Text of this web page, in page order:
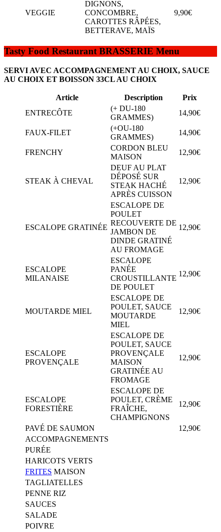
VEGGIE
DIGNONS,
CONCOMBRE,
CAROTTES RÂPÉES,
BETTERAVE, MAÏS
9,90€
Tasty Food Restaurant BRASSERIE Menu
SERVI AVEC ACCOMPAGNEMENT AU CHOIX, SAUCE
AU CHOIX ET BOISSON 33CL AU CHOIX
Article Description
Prix
ENTRECÔTE
(+ DU-180
GRAMMES)
14,90€
FAUX-FILET
(+OU-180
GRAMMES)
14,90€
FRENCHY
CORDON BLEU
MAISON
12,90€
STEAK À CHEVAL
DEUF AU PLAT
DÉPOSÉ SUR
STEAK HACHÉ
APRÈS CUISSON
12,90€
ESCALOPE GRATINÉE
ESCALOPE DE
POULET
RECOUVERTE DE
JAMBON DE
DINDE GRATINÉ
AU FROMAGE
12,90€
ESCALOPE
MILANAISE
ESCALOPE
PANÉE
CROUSTILLANTE
DE POULET
12,90€
MOUTARDE MIEL
ESCALOPE DE
POULET, SAUCE
MOUTARDE
MIEL
12,90€
ESCALOPE
PROVENÇALE
ESCALOPE DE
POULET, SAUCE
PROVENÇALE
MAISON
GRATINÉE AU
FROMAGE
12,90€
ESCALOPE
FORESTIÈRE
ESCALOPE DE
POULET, CRÈME
FRAÎCHE,
CHAMPIGNONS
12,90€
PAVÉ DE SAUMON
12,90€
ACCOMPAGNEMENTS
PURÉE
HARICOTS VERTS
FRITES MAISON
TAGLIATELLES
PENNE RIZ
SAUCES
SALADE
POIVRE